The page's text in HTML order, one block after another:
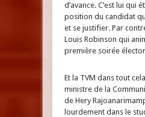
d’avance. C’est lui qui
position du candidat
et se justifier. Par
Louis Robinson qui
première soirée
Et la TVM dans tout
ministre de la
de Hery
lourdement dans le